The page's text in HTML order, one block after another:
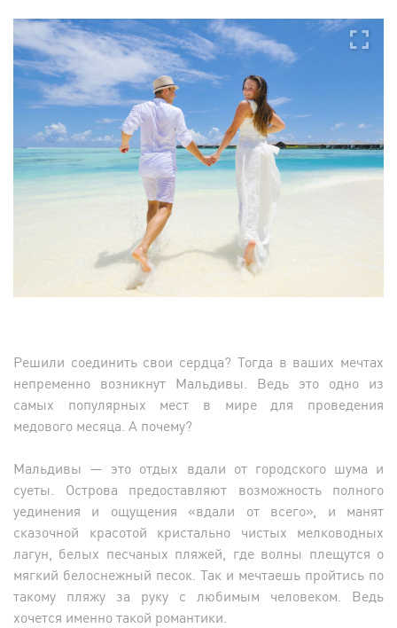
Решили соединить свои сердца? Тогда в ваших мечтах
непременно возникнут Мальдивы. Ведь это одно из
самых популярных мест в мире для проведения
медового месяца. А почему?
Мальдивы — это отдых вдали от городского шума и
суеты. Острова предоставляют возможность полного
уединения и ощущения «вдали от всего», и манят
сказочной красотой кристально чистых мелководных
лагун, белых песчаных пляжей, где волны плещутся о
мягкий белоснежный песок. Так и мечтаешь пройтись по
такому пляжу за руку с любимым человеком. Ведь
хочется именно такой романтики.